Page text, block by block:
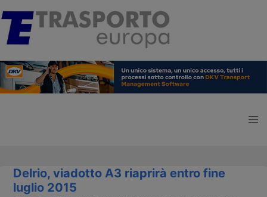
Delrio, viadotto A3 riaprirà entro fine
luglio 2015